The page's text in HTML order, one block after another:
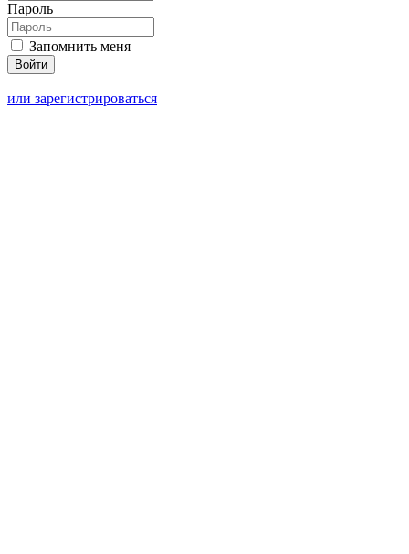
Пароль
Запомнить меня
или зарегистрироваться